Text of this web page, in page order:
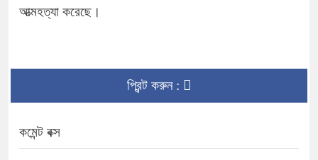
আত্মহত্যা করেছে।
প্রিন্ট করুন :
কমেন্ট বক্স